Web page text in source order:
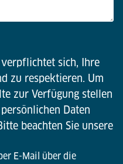
verpflichtet sich, Ihre
zu respektieren. Um
zur Verfügung stellen
Daten
beachten Sie unsere
E-Mail über die